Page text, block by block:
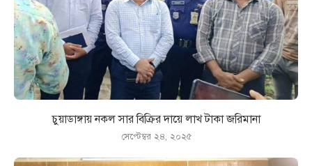
চুয়াডাঙ্গায় নকল সার বিক্রির দায়ে লাখ টাকা জরিমানা
সেপ্টেম্বর ২৪, ২০২৫